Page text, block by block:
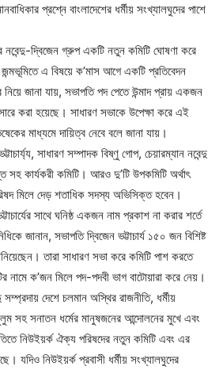
প্রশ্নে বাংলাদেশের ধর্মীয় সংখ্যালঘুদের পাশে
নবেন্দু-দ্বিজেন গ্রুপ একটি নতুন কমিটি ঘোষণা করে
এ বিষয়ে ক’মাস আগে একটি প্রতিবেদন
জানা যায়, সভাপতি পদ পেতে উন্মাদ প্রায় একজন
করা হয়েছে। সাধারণ সভাকে উপেক্ষা করে এই
মাধ্যমে দায়িত্ব নেবে বলে জানা যায়।
সাধারণ সম্পাদক বিষ্ণু গোপ, চেয়ারম্যান নবেন্দু
কার্যকরী কমিটি। আরও দু’টি উপকমিটি অর্থাৎ
মিলে দেড় শতাধিক সদস্য অভিসিক্ত হবেন।
সাথে ঘনিষ্ঠ একজন নাম প্রকাশ না করার শর্তে
জানান, সভাপতি দ্বিজেন ভট্টাচার্য ১৫০ জন বিশিষ্ট
তারা সাধারণ সভা করে কমিটি পাশ করতে
নামে ক’জন মিলে পদ-পদবী ভাগ বাটোয়ারা করে নেয়।
সম্প্রদায় দেশে চলমান অস্থির রাজনীতি, ধর্মীয়
সহ সনাতন ধর্মের মানুষজনের আন্দোলনের মুখে এবং
নিউইয়র্ক ঐক্য পরিষদের নতুন কমিটি এবং এর
যদিও নিউইয়র্ক প্রবাসী ধর্মীয় সংখ্যালঘুদের